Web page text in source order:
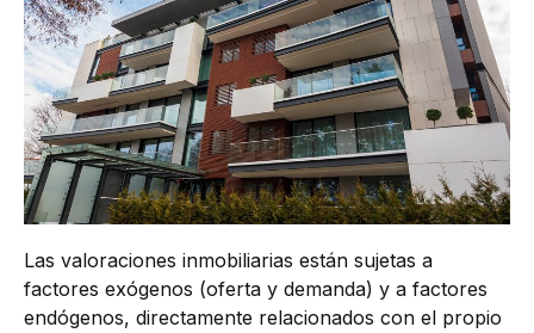
Las valoraciones inmobiliarias están sujetas a
factores exógenos (oferta y demanda) y a factores
endógenos, directamente relacionados con el propio